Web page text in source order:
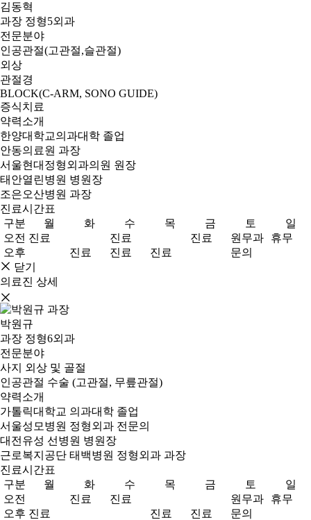
김동혁
과장 정형5외과
전문분야
인공관절(고관절,슬관절)
외상
관절경
BLOCK(C-ARM, SONO GUIDE)
증식치료
약력소개
한양대학교의과대학 졸업
안동의료원 과장
서울현대정형외과의원 원장
태안열린병원 병원장
조은오산병원 과장
진료시간표
구분
월 화 수 목 금 토
일
오전 진료 진료 진료
원무과
문의
휴무
오후
진료 진료
진료
닫기
의료진 상세
박원규
과장 정형6외과
전문분야
사지 외상 및 골절
인공관절 수술 (고관절, 무릎관절)
약력소개
가톨릭대학교 의과대학 졸업
서울성모병원 정형외과 전문의
대전유성 선병원 병원장
근로복지공단 태백병원 정형외과 과장
진료시간표
구분
월 화 수 목 금 토
일
오전
진료 진료
원무과
문의
휴무
오후 진료 진료
진료